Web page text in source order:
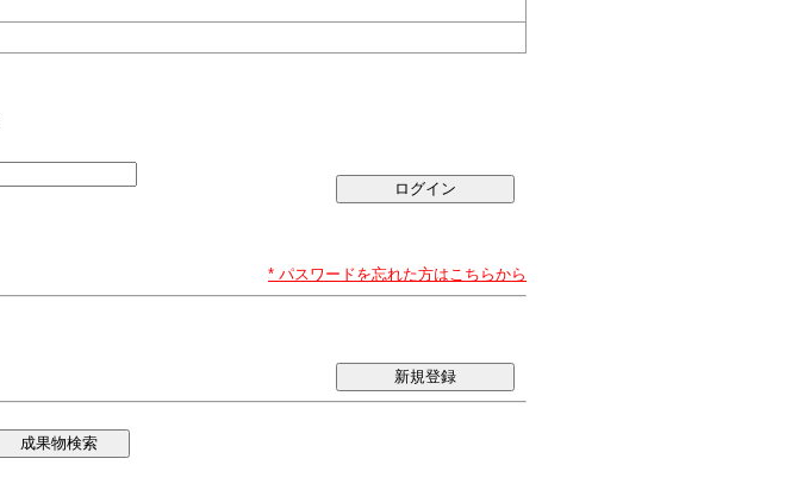
* パスワードを忘れた方はこちらから
新規登録